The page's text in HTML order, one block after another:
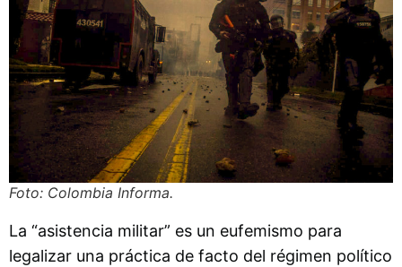
Foto: Colombia Informa.
La “asistencia militar” es un eufemismo para
legalizar una práctica de facto del régimen político